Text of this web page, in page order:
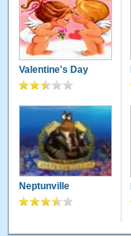
Valentine's Day
Neptunville